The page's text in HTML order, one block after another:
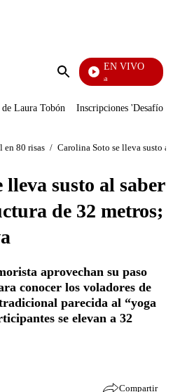
Enviar
EN VIVO
Ciudad Lejana
de Laura Tobón Inscripciones 'Desafío'
en 80 risas / Carolina Soto se lleva susto
lleva susto al saber
de 32 metros;
aprovechan su paso
conocer los voladores de
parecida al “yoga
se elevan a 32
Compartir